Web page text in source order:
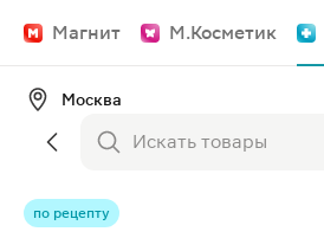
Магнит М.Косметик
Москва
по рецепту